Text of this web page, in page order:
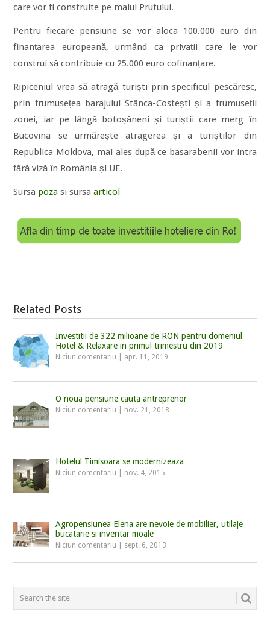
care vor fi construite pe malul Prutului.
Pentru fiecare pensiune se vor aloca 100.000 euro din
finanțarea europeană, urmând ca privații care le vor
construi să contribuie cu 25.000 euro cofinanțare.
Ripiceniul vrea să atragă turiști prin specificul pescăresc,
prin frumusețea barajului Stânca-Costești și a frumuseții
zonei, iar pe lângă botoșăneni și turiștii care merg în
Bucovina se urmărește atragerea și a turiștilor din
Republica Moldova, mai ales după ce basarabenii vor intra
fără viză în România și UE.
Sursa poza si sursaarticol
Related Posts
Investitii de 322 milioane de RON pentru domeniul
Hotel & Relaxare in primul trimestru din 2019
Niciun comentariu apr. 11, 2019
O noua pensiune cauta antreprenor
Niciun comentariu nov. 21, 2018
Hotelul Timisoara se modernizeaza
Niciun comentariu nov. 4, 2015
Agropensiunea Elena are nevoie de mobilier, utilaje
bucatarie si inventar moale
Niciun comentariu sept. 6, 2013